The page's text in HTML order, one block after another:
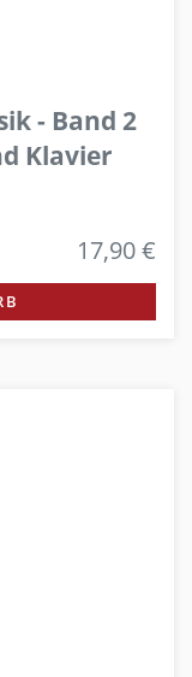
- Band 2
Klavier
17,90 €